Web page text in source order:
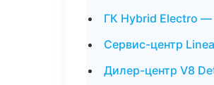
ГК Hybrid Electro —
Сервис-центр
Дилер-центр V8